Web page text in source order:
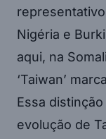
Nigéria e
aqui, na
‘Taiwan’
Essa
evolução de